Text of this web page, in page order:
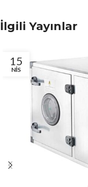
İlgili Yayınlar
15
NIS